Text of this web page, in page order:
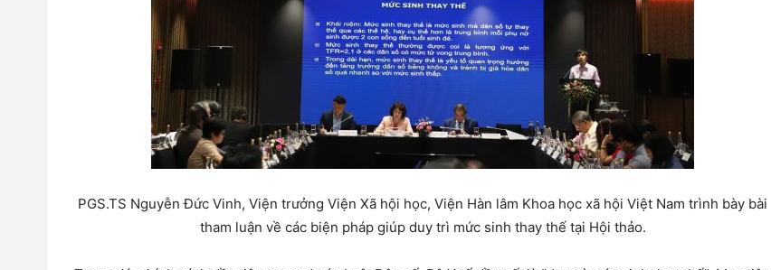
PGS.TS Nguyễn Đức Vinh, Viện trưởng Viện Xã hội học, Viện Hàn lâm Khoa học xã hội Việt Nam trình bày bài
tham luận về các biện pháp giúp duy trì mức sinh thay thế tại Hội thảo.